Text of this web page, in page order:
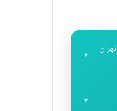
بهترین کلینیک های زیبایی در منطقه 1 تهران +